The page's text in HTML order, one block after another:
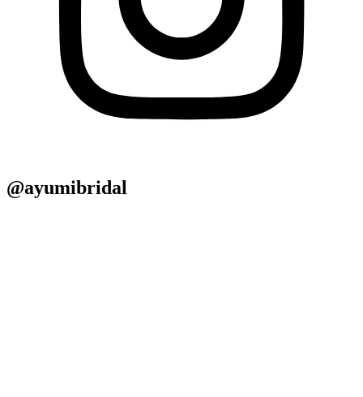
@ayumibridal